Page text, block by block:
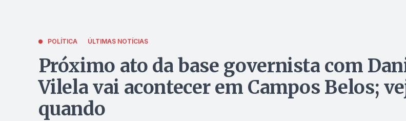
POLÍTICA ÚLTIMAS NOTÍCIAS
Próximo ato da base governista com
Vilela vai acontecer em Campos Belos;
quando